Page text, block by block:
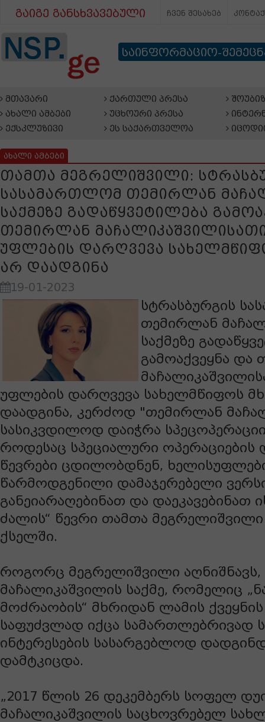
გაიგე განსხვავებული ჩვენ შესახებ
საინფორმაციო-
მთავარი
ახალი ამბები
ექსკლუზივი
ქართული პრესა
უცხოური პრესა
ეს საქართველოა
ახალი ამბები
თამთა მეგრელიშვილი:
სასამართლომ თემირლან
საქმეზე გადაწყვეტილება
თემირლან
უფლების დარღვევა
არ დაადგინა
19-01-2023
სტრასბურგის
თემირლან
საქმეზე
გამოაქვეყნა და
უფლების დარღვევა სახელმწიფოს
დაადგინა, კერძოდ "თემირლან
სასიკვდილოდ დაიჭრა
როდესაც სპეციალური ოპერაციების
წევრები ცდილობდნენ,
წარმოდგენილი დამაჯერებელი
განეიარაღებინათ და დაეკავებინათ
ძალის“ წევრი თამთა
ქსელში.
როგორც მეგრელიშვილი
მაჩალიკაშვილის საქმე, რომელიც
მოძრაობის“ მხრიდან ლამის
საფუძვლად იქცა სამართლებრივად
ინტერესების სასარგებლოდ
დამტკიცდა.
„2017 წლის 26 დეკემბერს სოფელ
მაჩალიკაშვილის საცხოვრებელ